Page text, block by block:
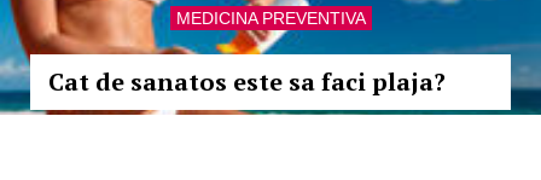
MEDICINA PREVENTIVA
Cat de sanatos este sa faci plaja?